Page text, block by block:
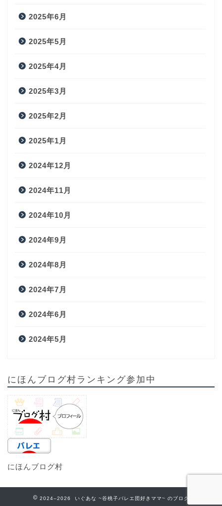
2025年6月
2025年5月
2025年4月
2025年3月
2025年2月
2025年1月
2024年12月
2024年11月
2024年10月
2024年9月
2024年8月
2024年7月
2024年6月
2024年5月
にほんブログ村ランキング参加中
にほんブログ村
2024–2026 いぐあな ~谷桃子バレエ団好きママ~ のブログ